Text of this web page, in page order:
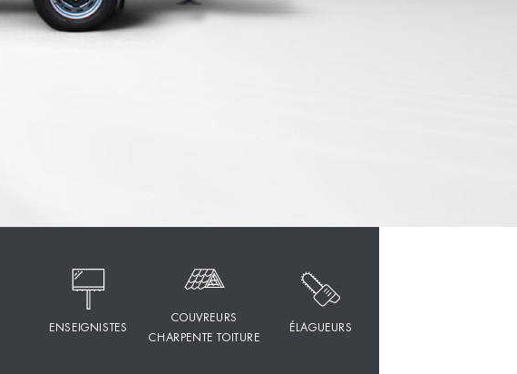
ENSEIGNISTES
COUVREURS
CHARPENTE TOITURE
ÉLAGUEURS